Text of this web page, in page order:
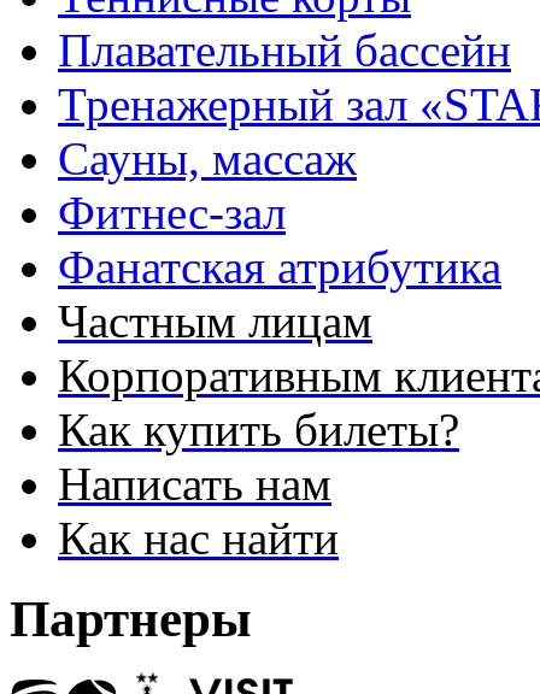
Плавательный бассейн
Тренажерный зал
Сауны, массаж
Фитнес-зал
Фанатская атрибутика
Частным лицам
Корпоративным
Как купить билеты?
Написать нам
Как нас найти
Партнеры